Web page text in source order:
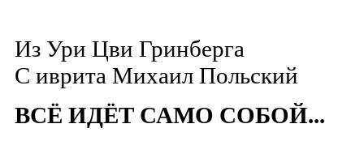
Из Ури Цви Гринберга
С иврита Михаил Польский
ВСЁ ИДЁТ САМО СОБОЙ...